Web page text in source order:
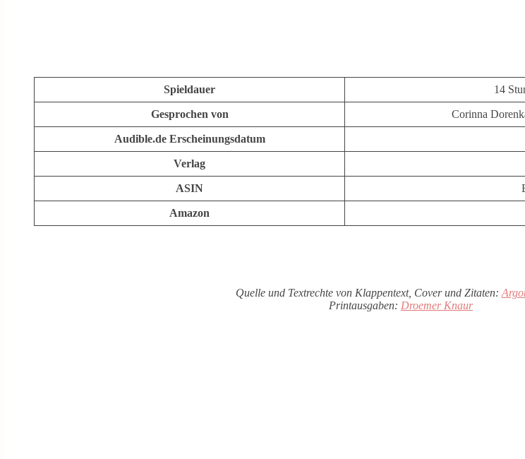
Spieldauer 14
Gesprochen von Corinna
Audible.de Erscheinungsdatum
Verlag
ASIN
Amazon
Quelle und Textrechte von Klappentext, Cover und Zitaten:
Printausgaben: Droemer Knaur